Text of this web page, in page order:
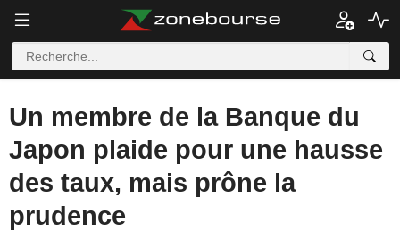
Un membre de la Banque du
Japon plaide pour une hausse
des taux, mais prône la
prudence